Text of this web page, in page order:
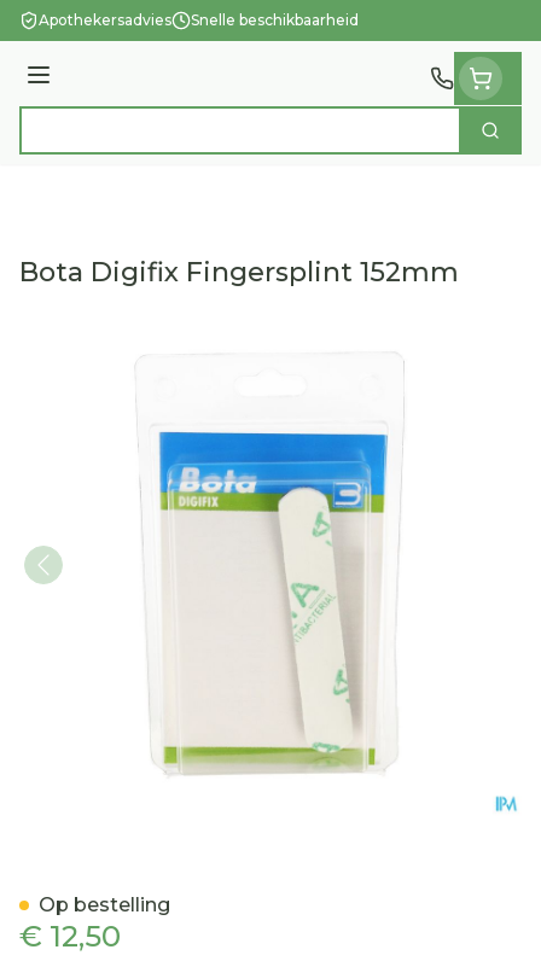
Ga naar de inhoud
Apothekersadvies Snelle beschikbaarheid
Menu
Zoek
Bota Digifix Fingersplint 152mm
€ 12,50
Op bestelling